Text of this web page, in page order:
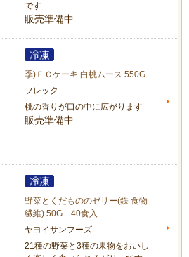
です
販売準備中
季)ＦＣケーキ 白桃ムース 550G
フレック
桃の香りが口の中に広がります
販売準備中
野菜とくだもののゼリー(鉄 食物
繊維) 50G 40食入
ヤヨイサンフーズ
21種の野菜と3種の果物をおいし